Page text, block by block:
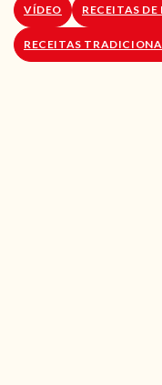
VÍDEO RECEITAS DE
RECEITAS